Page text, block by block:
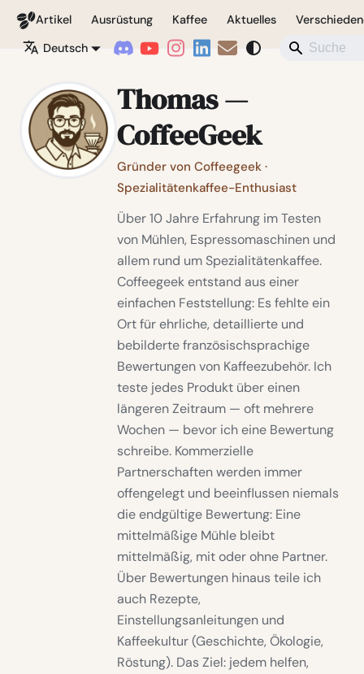
Coffeegeek
Artikel Ausrüstung Kaffee Aktuelles
Deutsch
Thomas —
CoffeeGeek
Gründer von Coffeegeek ·
Spezialitätenkaffee-Enthusiast
Über 10 Jahre Erfahrung im Testen
von Mühlen, Espressomaschinen und
allem rund um Spezialitätenkaffee.
Coffeegeek entstand aus einer
einfachen Feststellung: Es fehlte ein
Ort für ehrliche, detaillierte und
bebilderte französischsprachige
Bewertungen von Kaffeezubehör. Ich
teste jedes Produkt über einen
längeren Zeitraum — oft mehrere
Wochen — bevor ich eine Bewertung
schreibe. Kommerzielle
Partnerschaften werden immer
offengelegt und beeinflussen niemals
die endgültige Bewertung: Eine
mittelmäßige Mühle bleibt
mittelmäßig, mit oder ohne Partner.
Über Bewertungen hinaus teile ich
auch Rezepte,
Einstellungsanleitungen und
Kaffeekultur (Geschichte, Ökologie,
Röstung). Das Ziel: jedem helfen,